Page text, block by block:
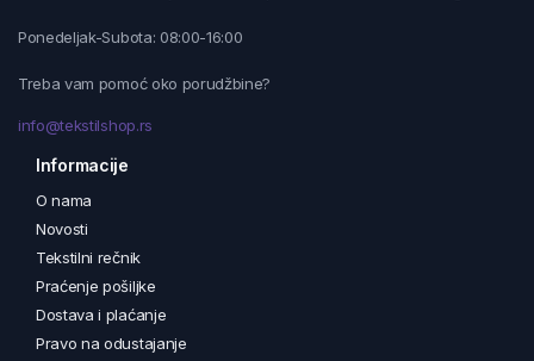
Ponedeljak-Subota: 08:00-16:00
Treba vam pomoć oko porudžbine?
info@tekstilshop.rs
Informacije
O nama
Novosti
Tekstilni rečnik
Praćenje pošiljke
Dostava i plaćanje
Pravo na odustajanje